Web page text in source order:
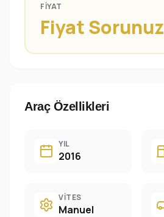
FIYAT
Fiyat Sorunuz
Araç Özellikleri
YIL
2016
VITES
Manuel